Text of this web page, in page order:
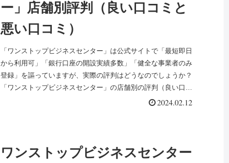
ー」店舗別評判（良い口コミと
悪い口コミ）
「ワンストップビジネスセンター」は公式サイトで「最短即日
から利用可」「銀行口座の開設実績多数」「健全な事業者のみ
登録」を謳っていますが、実際の評判はどうなのでしょうか？
「ワンストップビジネスセンター」の店舗別の評判（良い口コ
2024.02.12
ワンストップビジネスセンター